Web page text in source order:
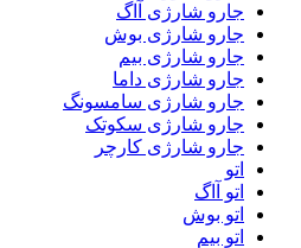
جارو شارژی آاگ
جارو شارژی بوش
جارو شارژی بیم
جارو شارژی داما
جارو شارژی سامسونگ
جارو شارژی سکوتک
جارو شارژی کارچر
اتو
اتو آاگ
اتو بوش
اتو بیم